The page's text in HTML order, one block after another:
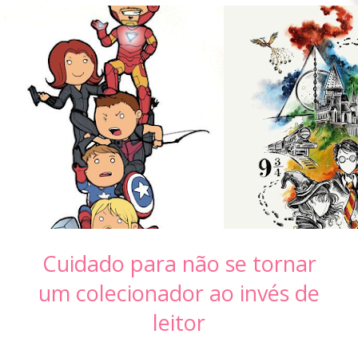
Cuidado para não se tornar
um colecionador ao invés de
leitor